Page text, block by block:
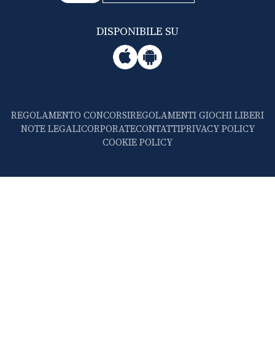
DISPONIBILE SU
REGOLAMENTO CONCORSIREGOLAMENTI GIOCHI LIBERI
NOTE LEGALICORPORATECONTATTIPRIVACY POLICY
COOKIE POLICY